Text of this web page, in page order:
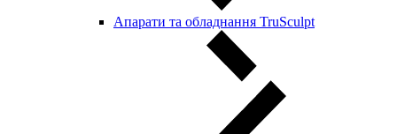
Апарати та обладнання TruSculpt